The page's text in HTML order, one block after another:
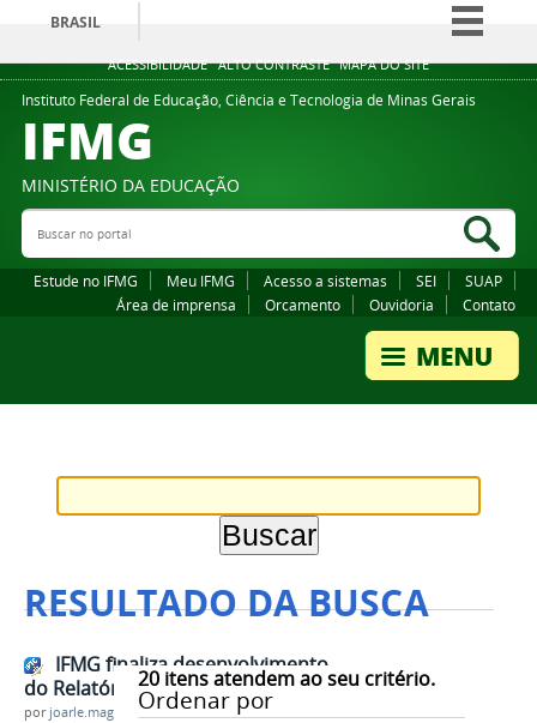
ACESSIBILIDADE ALTO CONTRASTE MAPA DO SITE
BRASIL
Simplifique!
Comunica BR
Legislação
Instituto Federal de Educação, Ciência e Tecnologia de Minas Gerais
IFMG
MINISTÉRIO DA EDUCAÇÃO
Buscar no portal
Estude no IFMG Meu IFMG Acesso a sistemas SEI
SUAP
Área de imprensa
Orcamento Ouvidoria Contato
RESULTADO DA BUSCA
20itens atendem ao seu critério.
Ordenar por
IFMG finaliza desenvolvimento
do Relatório de Gestão 2019
por joarle.magalhaes